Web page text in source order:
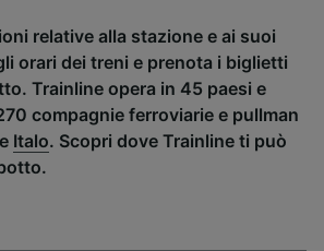
relative alla stazione e ai suoi
orari dei treni e prenota i biglietti
Trainline opera in 45 paesi e
compagnie ferroviarie e pullman
e Italo. Scopri dove Trainline ti può